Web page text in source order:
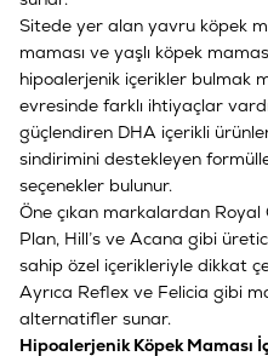
Sitede yer alan yavru köpek
maması ve yaşlı köpek
hipoalerjenik içerikler bulmak
evresinde farklı ihtiyaçlar
güçlendiren DHA içerikli
sindirimini destekleyen
seçenekler bulunur.
Öne çıkan markalardan Royal
Plan, Hill’s ve Acana gibi
sahip özel içerikleriyle dikkat
Ayrıca Reflex ve Felicia gibi
alternatifler sunar.
Hipoalerjenik Köpek Maması